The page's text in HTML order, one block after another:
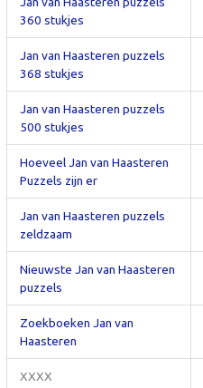
360 stukjes
Jan van Haasteren puzzels
368 stukjes
Jan van Haasteren puzzels
500 stukjes
Hoeveel Jan van Haasteren
Puzzels zijn er
Jan van Haasteren puzzels
zeldzaam
Nieuwste Jan van Haasteren
puzzels
Zoekboeken Jan van
Haasteren
XXXX